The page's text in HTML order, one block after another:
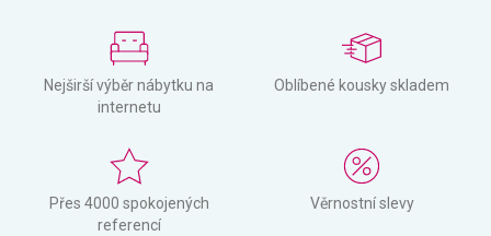
Nejširší výběr nábytku na
internetu
Oblíbené kousky skladem
Přes 4000 spokojených
referencí
Věrnostní slevy